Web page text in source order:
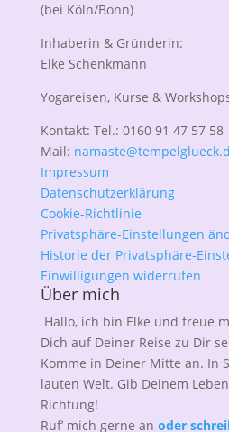
(bei Köln/Bonn)
Inhaberin & Gründerin:
Elke Schenkmann
Yogareisen, Kurse &
Kontakt: Tel.: 0160 91 47 57 58
Mail:
Impressum
Datenschutzerklärung
Cookie-Richtlinie
Privatsphäre-Einstellungen
Historie der Privatsphäre-
Einwilligungen widerrufen
Über mich
Hallo, ich bin Elke und freue
Dich auf Deiner Reise zu Dir
Komme in Deiner Mitte an. In
lauten Welt. Gib Deinem
Richtung!
Ruf’ mich gerne an oder